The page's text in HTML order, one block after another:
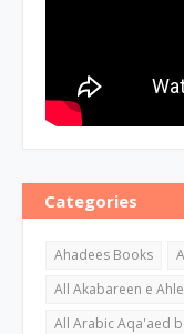
Categories
Ahadees Books
All Akabareen e
All Arabic Aqa'aed